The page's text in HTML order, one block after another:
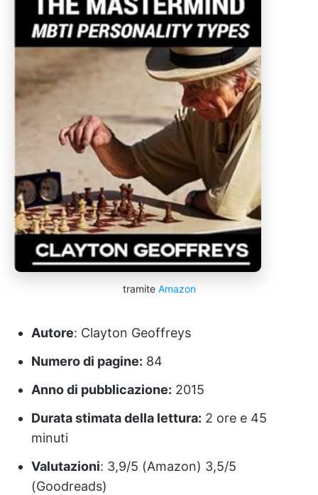
tramite Amazon
Autore: Clayton Geoffreys
Numero di pagine: 84
Anno di pubblicazione: 2015
Durata stimata della lettura: 2 ore e 45
minuti
Valutazioni: 3,9/5 (Amazon) 3,5/5
(Goodreads)